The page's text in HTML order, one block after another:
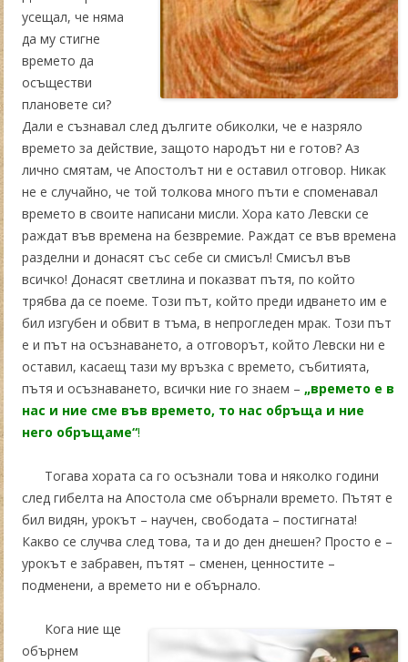
усещал, че няма
да му стигне
времето да
осъществи
плановете си?
Дали е съзнавал след дългите обиколки, че е назряло
времето за действие, защото народът ни е готов? Аз
лично смятам, че Апостолът ни е оставил отговор. Никак
не е случайно, че той толкова много пъти е споменавал
времето в своите написани мисли. Хора като Левски се
раждат във времена на безвремие. Раждат се във времена
разделни и донасят със себе си смисъл! Смисъл във
всичко! Донасят светлина и показват пътя, по който
трябва да се поеме. Този път, който преди идването им е
бил изгубен и обвит в тъма, в непрогледен мрак. Този път
е и път на осъзнаването, а отговорът, който Левски ни е
оставил, касаещ тази му връзка с времето, събитията,
пътя и осъзнаването, всички ние го знаем – „времето е в
нас и ние сме във времето, то нас обръща и ние
него обръщаме“!
Тогава хората са го осъзнали това и няколко години
след гибелта на Апостола сме обърнали времето. Пътят е
бил видян, урокът – научен, свободата – постигната!
Какво се случва след това, та и до ден днешен? Просто е –
урокът е забравен, пътят – сменен, ценностите –
подменени, а времето ни е обърнало.
Кога ние ще
обърнем